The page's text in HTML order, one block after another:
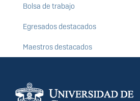
Bolsa de trabajo
Egresados destacados
Maestros destacados
Información del